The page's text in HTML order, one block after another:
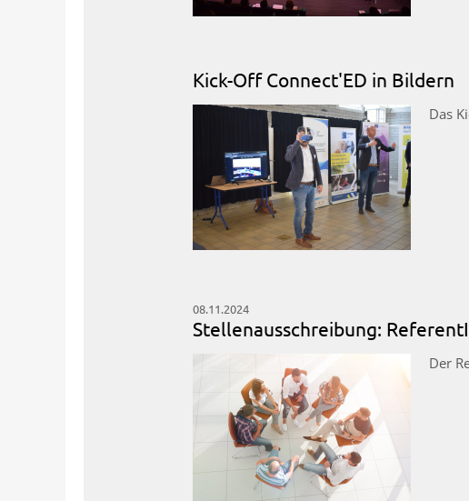
Kick-Off Connect'ED in Bildern
Das
08.11.2024
Stellenausschreibung:
Der